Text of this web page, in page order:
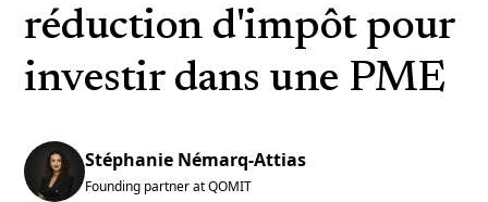
réduction d'impôt pour
investir dans une PME
Stéphanie Némarq-Attias
Founding partner at QOMIT